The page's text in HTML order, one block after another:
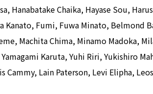
Hanabatake Chaika, Hayase Sou,
Kanato, Fumi, Fuwa Minato, Belmond
Machita Chima, Minamo Madoka,
Karuta, Yuhi Riri, Yukishiro
Cammy, Lain Paterson, Levi Elipha,